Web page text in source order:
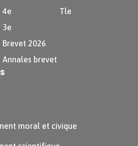
4e
3e
Brevet 2026
Annales brevet
Tle
moral et civique